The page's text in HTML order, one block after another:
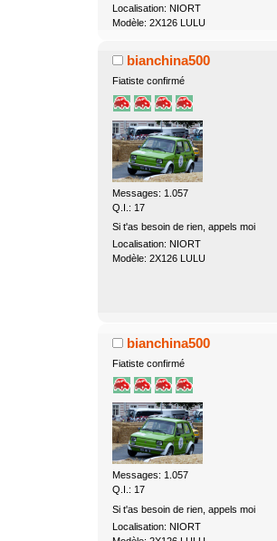
Localisation: NIORT
Modèle: 2X126 LULU
bianchina500
Fiatiste confirmé
Messages: 1.057
Q.I.: 17
Si t'as besoin de rien, appels moi
Localisation: NIORT
Modèle: 2X126 LULU
bianchina500
Fiatiste confirmé
Messages: 1.057
Q.I.: 17
Si t'as besoin de rien, appels moi
Localisation: NIORT